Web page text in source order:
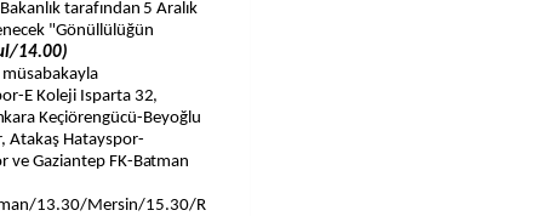
tarafından 5 Aralık
"Gönüllülüğün
14.00)
E Koleji Isparta 32,
Keçiörengücü-Beyoğlu
Atakaş Hatayspor-
ve Gaziantep FK-Batman
13.30/Mersin/15.30/R